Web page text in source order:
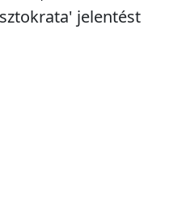
jelentést